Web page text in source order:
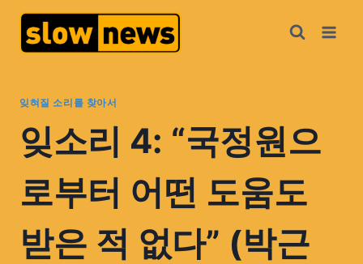
잊혀질 소리를 찾아서
잊소리 4: “국정원으
로부터 어떤 도움도
받은 적 없다” (박근